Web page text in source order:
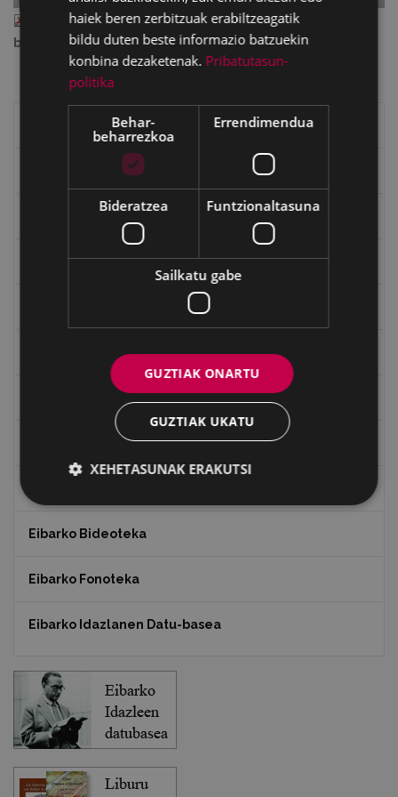
apirila 2013.pdf— PDF document, 2.66 MB (2786292
bytes)
Eibarko liburuak
Goi Argi aldizkaria
"Gure Herria" aldizkaria
Txostenak eta dokumentuak
Eibarko Bideoteka
Eibarko Fonoteka
Eibarko Idazlanen Datu-basea
haiek beren zerbitzuak erabiltzeagatik
bildu duten beste informazio batzuekin
konbina dezaketenak. Pribatutasun-
politika
Behar-
beharrezkoa
Errendimendua
Bideratzea Funtzionaltasuna
Sailkatu gabe
GUZTIAK ONARTU
GUZTIAK UKATU
XEHETASUNAK ERAKUTSI